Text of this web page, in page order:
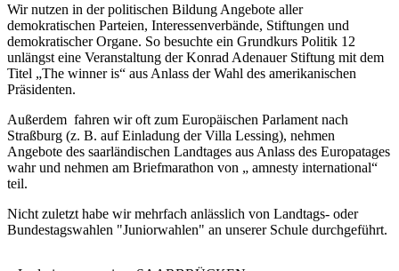
Wir nutzen in der politischen Bildung Angebote aller
demokratischen Parteien, Interessenverbände, Stiftungen und
demokratischer Organe. So besuchte ein Grundkurs Politik 12
unlängst eine Veranstaltung der Konrad Adenauer Stiftung mit dem
Titel „The winner is“ aus Anlass der Wahl des amerikanischen
Präsidenten.
Außerdem fahren wir oft zum Europäischen Parlament nach
Straßburg (z. B. auf Einladung der Villa Lessing), nehmen
Angebote des saarländischen Landtages aus Anlass des Europatages
wahr und nehmen am Briefmarathon von „ amnesty international“
teil.
Nicht zuletzt habe wir mehrfach anlässlich von Landtags- oder
Bundestagswahlen "Juniorwahlen" an unserer Schule durchgeführt.